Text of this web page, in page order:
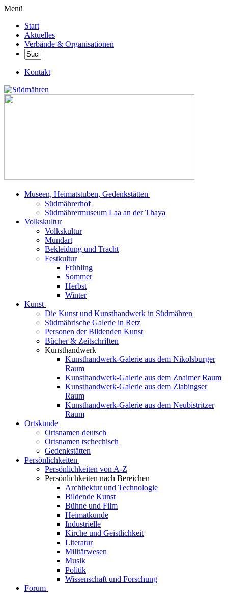
Menü
Start
Aktuelles
Verbände & Organisationen
Kontakt
Museen, Heimatstuben, Gedenkstätten
Südmährerhof
Südmährermuseum Laa an der Thaya
Volkskultur
Volkskultur
Mundart
Bekleidung und Tracht
Festkultur
Frühling
Sommer
Herbst
Winter
Kunst
Die Kunst und Kunsthandwerk in Südmähren
Südmährische Galerie in Retz
Personen der Bildenden Kunst
Bücher & Zeitschriften
Kunsthandwerk
Kunsthandwerk-Galerie aus dem Nikolsburger
Raum
Kunsthandwerk-Galerie aus dem Znaimer Raum
Kunsthandwerk-Galerie aus dem Zlabingser
Raum
Kunsthandwerk-Galerie aus dem Neubistritzer
Raum
Ortskunde
Ortsnamen deutsch
Ortsnamen tschechisch
Gedenkstätten
Persönlichkeiten
Persönlichkeiten von A-Z
Persönlichkeiten nach Bereichen
Architektur und Technologie
Bildende Kunst
Bühne und Film
Heimatkunde
Industrielle
Kirche und Geistlichkeit
Literatur
Militärwesen
Musik
Politik
Wissenschaft und Forschung
Forum